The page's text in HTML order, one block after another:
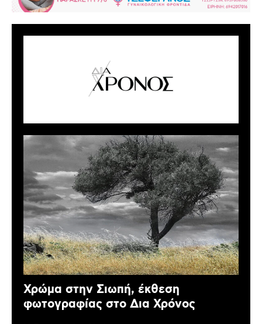
Χρώμα στην Σιωπή, έκθεση
φωτογραφίας στο Δια Χρόνος